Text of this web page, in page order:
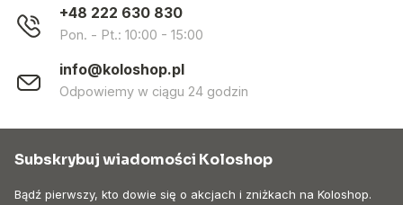
+48 222 630 830
Pon. - Pt.: 10:00 - 15:00
info@koloshop.pl
Odpowiemy w ciągu 24 godzin
Subskrybuj wiadomości Koloshop
Bądź pierwszy, kto dowie się o akcjach i zniżkach na Koloshop.